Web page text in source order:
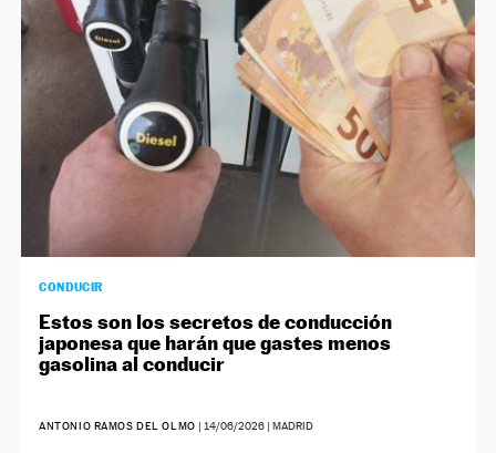
CONDUCIR
Estos son los secretos de conducción
japonesa que harán que gastes menos
gasolina al conducir
ANTONIO RAMOS DEL OLMO | 14/06/2026| MADRID